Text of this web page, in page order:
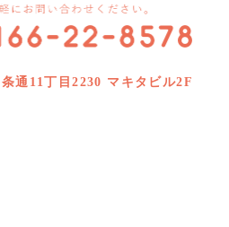
通11丁目2230 マキタビル2F